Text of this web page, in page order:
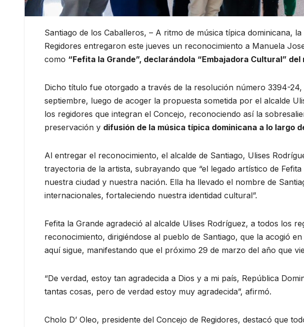
Santiago de los Caballeros, – A ritmo de música típica dominicana,
Regidores entregaron este jueves un reconocimiento a Manuela
como “Fefita la Grande”, declarándola “Embajadora Cultural”
Dicho título fue otorgado a través de la resolución número 3394-24,
septiembre, luego de acoger la propuesta sometida por el alcalde
los regidores que integran el Concejo, reconociendo así la
preservación y difusión de la música típica dominicana a lo largo
Al entregar el reconocimiento, el alcalde de Santiago, Ulises
trayectoria de la artista, subrayando que “el legado artístico de
nuestra ciudad y nuestra nación. Ella ha llevado el nombre de
internacionales, fortaleciendo nuestra identidad cultural”.
Fefita la Grande agradeció al alcalde Ulises Rodríguez, a todos los
reconocimiento, dirigiéndose al pueblo de Santiago, que la acogió
aquí sigue, manifestando que el próximo 29 de marzo del año que
“De verdad, estoy tan agradecida a Dios y a mi país, República
tantas cosas, pero de verdad estoy muy agradecida”, afirmó.
Cholo D’ Oleo, presidente del Concejo de Regidores, destacó que